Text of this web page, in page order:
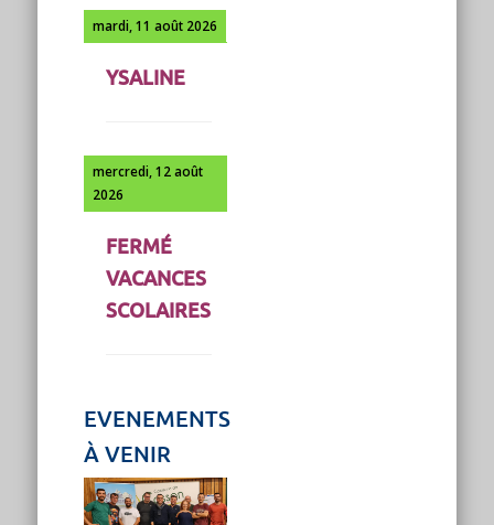
mardi, 11 août 2026
YSALINE
mercredi, 12 août
2026
FERMÉ
VACANCES
SCOLAIRES
EVENEMENTS
À VENIR